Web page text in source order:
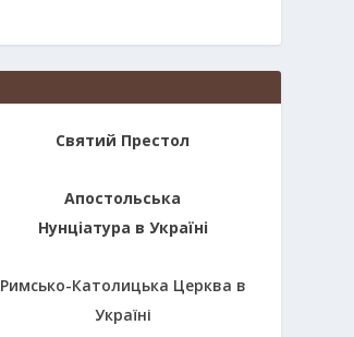
Святий Престол
Апостольська
Нунціатура в Україні
Римсько-Католицька Церква в
Україні